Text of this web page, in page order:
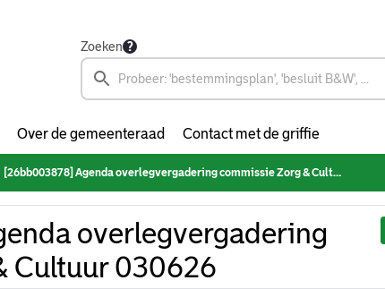
Zoeken
Over de gemeenteraad Contact met de griffie
[26bb003878] Agenda overlegvergadering commissie Zorg & Cultuur 030626
overlegvergadering
Cultuur 030626